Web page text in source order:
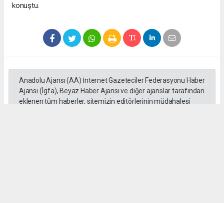
konuştu.
Anadolu Ajansı (AA) İnternet Gazeteciler Federasyonu Haber
Ajansı (İgfa), Beyaz Haber Ajansı ve diğer ajanslar tarafından
eklenen tüm haberler, sitemizin editörlerinin müdahalesi